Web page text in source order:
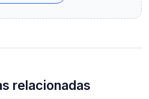
relacionadas